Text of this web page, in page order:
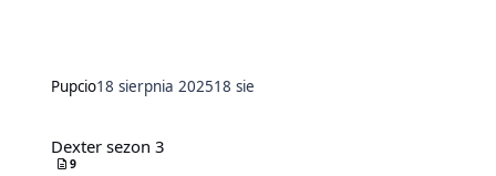
Pupcio18 sierpnia 202518 sie
Dexter sezon 3
9